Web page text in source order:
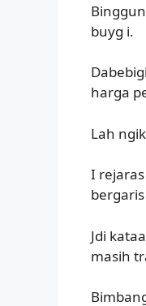
buyg i.
harga
Lah
I
Jdi
masih